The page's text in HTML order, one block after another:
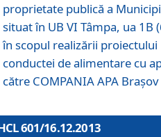
proprietate publică a
situat în UB VI Tâmpa, ua 1B
în scopul realizării
conductei de alimentare cu
către COMPANIA APA Braşov
601/16.12.2013